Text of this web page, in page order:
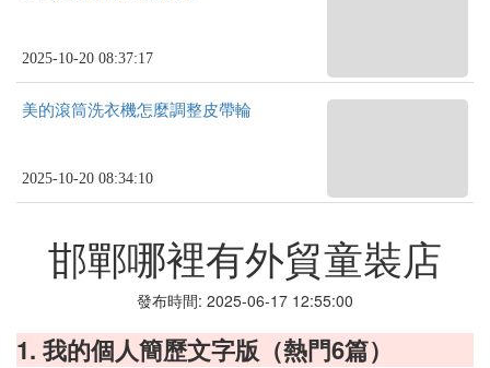
2025-10-20 08:37:17
美的滾筒洗衣機怎麼調整皮帶輪
2025-10-20 08:34:10
邯鄲哪裡有外貿童裝店
發布時間: 2025-06-17 12:55:00
1. 我的個人簡歷文字版（熱門6篇）